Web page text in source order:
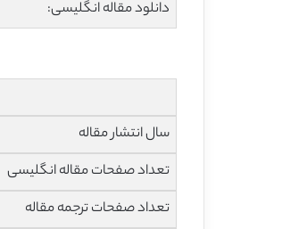
دانلود مقاله انگلیسی:
سال انتشار مقاله
تعداد صفحات مقاله انگلیسی
تعداد صفحات ترجمه مقاله